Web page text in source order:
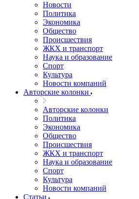
Новости
Политика
Экономика
Общество
Происшествия
ЖКХ и транспорт
Наука и образование
Спорт
Культура
Новости компаний
Авторские колонки
Авторские колонки
Политика
Экономика
Общество
Происшествия
ЖКХ и транспорт
Наука и образование
Спорт
Культура
Новости компаний
Статьи